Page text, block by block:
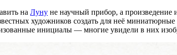
на Луну не научный прибор, а произведение
художников создать для неё
инициалы — многие увидели в них